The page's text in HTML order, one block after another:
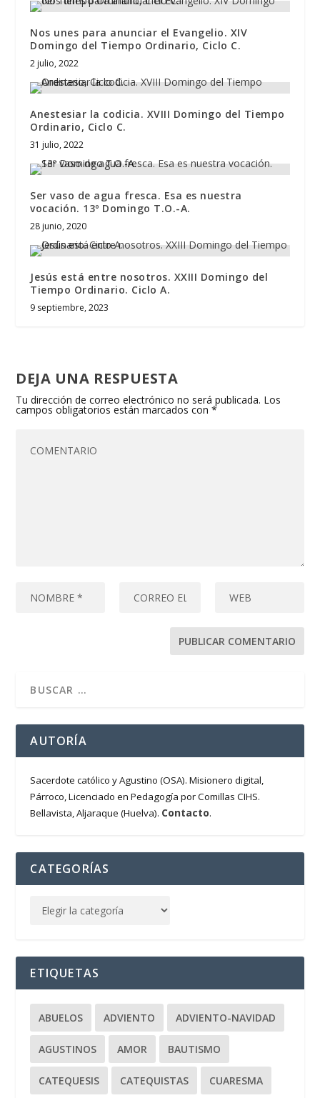
Nos unes para anunciar el Evangelio. XIV
Domingo del Tiempo Ordinario, Ciclo C.
2 julio, 2022
Anestesiar la codicia. XVIII Domingo del Tiempo
Ordinario, Ciclo C.
31 julio, 2022
Ser vaso de agua fresca. Esa es nuestra
vocación. 13º Domingo T.O.-A.
28 junio, 2020
Jesús está entre nosotros. XXIII Domingo del
Tiempo Ordinario. Ciclo A.
9 septiembre, 2023
DEJA UNA RESPUESTA
Tu dirección de correo electrónico no será publicada. Los
campos obligatorios están marcados con*
AUTORÍA
Sacerdote católico y Agustino (OSA). Misionero digital,
Párroco, Licenciado en Pedagogía por Comillas CIHS.
Bellavista, Aljaraque (Huelva). Contacto.
CATEGORÍAS
ETIQUETAS
ABUELOS ADVIENTO ADVIENTO-NAVIDAD
AGUSTINOS AMOR BAUTISMO
CATEQUESIS CATEQUISTAS CUARESMA